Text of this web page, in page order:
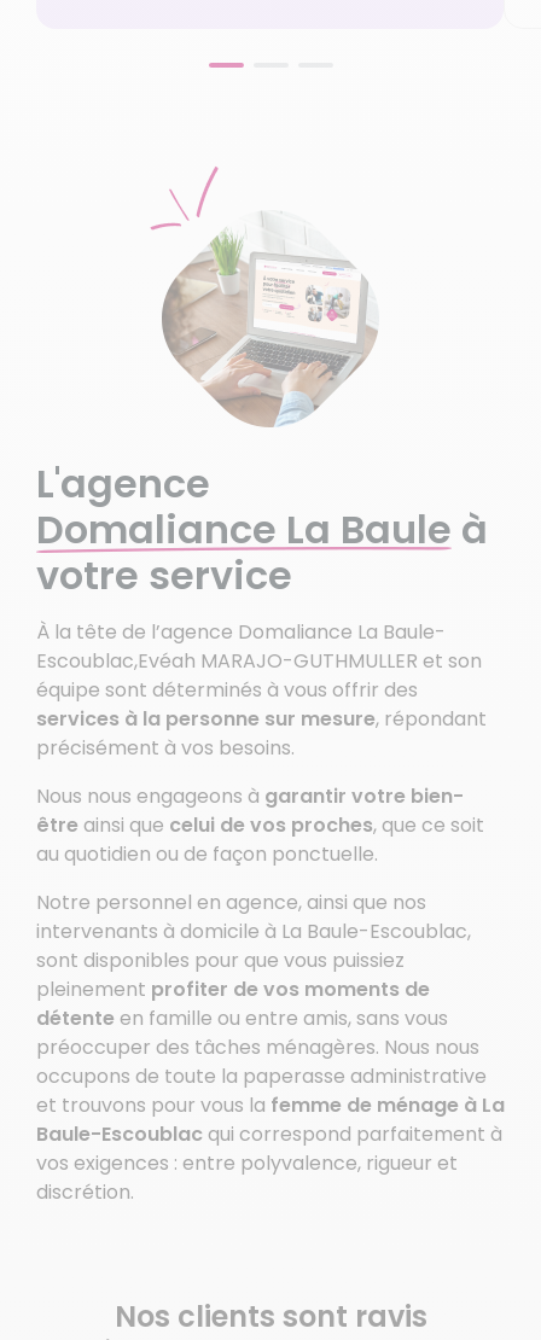
L'agence
Domaliance La Baule à
votre service
À la tête de l’agence Domaliance La Baule-
Escoublac,Evéah MARAJO-GUTHMULLER et son
équipe sont déterminés à vous offrir des
services à la personne sur mesure, répondant
précisément à vos besoins.
Nous nous engageons à garantir votre bien-
être ainsi que celui de vos proches, que ce soit
au quotidien ou de façon ponctuelle.
Notre personnel en agence, ainsi que nos
intervenants à domicile à La Baule-Escoublac,
sont disponibles pour que vous puissiez
pleinement profiter de vos moments de
détente en famille ou entre amis, sans vous
préoccuper des tâches ménagères. Nous nous
occupons de toute la paperasse administrative
et trouvons pour vous la femme de ménage à La
Baule-Escoublacqui correspond parfaitement à
vos exigences : entre polyvalence, rigueur et
discrétion.
Nos clients sont ravis